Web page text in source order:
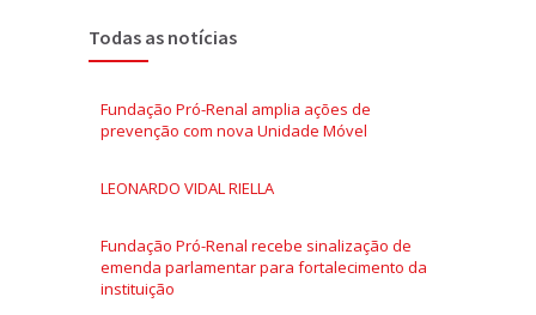
Todas as notícias
Fundação Pró-Renal amplia ações de
prevenção com nova Unidade Móvel
LEONARDO VIDAL RIELLA
Fundação Pró-Renal recebe sinalização de
emenda parlamentar para fortalecimento da
instituição